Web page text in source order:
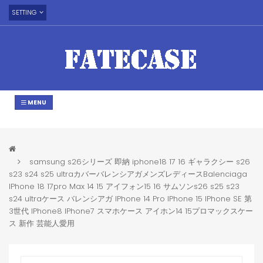
SETTING
MENU
samsung s26シリーズ 即納 iphone18 17 16 ギャラクシー s26
s23 s24 s25 ultraカバーバレンシアガメンズレディースBalenciaga
IPhone 18 17pro Max 14 15 アイフォン15 16 サムソンs26 s25 s23
s24 ultraケース バレンシアガ IPhone 14 Pro IPhone 15 IPhone SE 第
3世代 IPhone8 IPhone7 スマホケース アイホン14 15プロマックスケー
ス 新作 芸能人愛用